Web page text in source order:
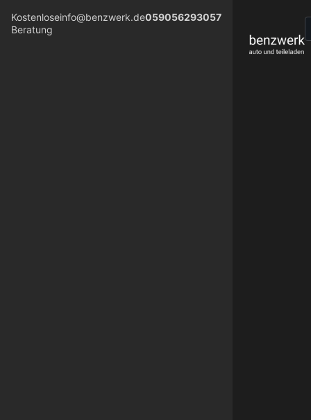
Kostenlose
Beratung
info@benzwerk.de059056293057